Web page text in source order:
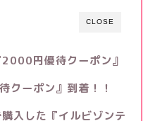
CLOSE
円優待クーポン』
クーポン』到着！！
入した『イルビゾンテ